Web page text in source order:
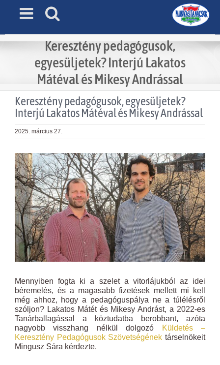
Keresztény pedagógusok,
egyesüljetek? Interjú Lakatos
Mátéval és Mikesy Andrással
Keresztény pedagógusok, egyesüljetek?
Interjú Lakatos Mátéval és Mikesy Andrással
2025. március 27.
View
Larger
Image
Mennyiben fogta ki a szelet a vitorlájukból az idei
béremelés, és a magasabb fizetések mellett mi kell
még ahhoz, hogy a pedagóguspálya ne a túlélésről
szóljon? Lakatos Mátét és Mikesy Andrást, a 2022-es
Tanárballagással a köztudatba berobbant, azóta
nagyobb visszhang nélkül dolgozó
Küldetés –
Keresztény Pedagógusok Szövetségének társelnökeit
Mingusz Sára kérdezte.